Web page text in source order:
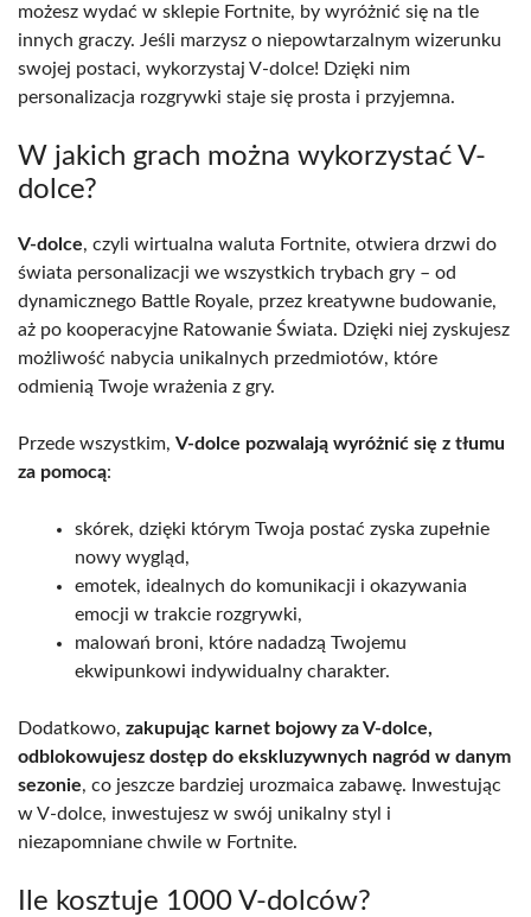
możesz wydać w sklepie Fortnite, by wyróżnić się na tle
innych graczy. Jeśli marzysz o niepowtarzalnym wizerunku
swojej postaci, wykorzystaj V-dolce! Dzięki nim
personalizacja rozgrywki staje się prosta i przyjemna.
W jakich grach można wykorzystać V-
dolce?
V-dolce, czyli wirtualna waluta Fortnite, otwiera drzwi do
świata personalizacji we wszystkich trybach gry – od
dynamicznego Battle Royale, przez kreatywne budowanie,
aż po kooperacyjne Ratowanie Świata. Dzięki niej zyskujesz
możliwość nabycia unikalnych przedmiotów, które
odmienią Twoje wrażenia z gry.
Przede wszystkim, V-dolce pozwalają wyróżnić się z tłumu
za pomocą:
skórek, dzięki którym Twoja postać zyska zupełnie
nowy wygląd,
emotek, idealnych do komunikacji i okazywania
emocji w trakcie rozgrywki,
malowań broni, które nadadzą Twojemu
ekwipunkowi indywidualny charakter.
Dodatkowo, zakupując karnet bojowy za V-dolce,
odblokowujesz dostęp do ekskluzywnych nagród w danym
sezonie, co jeszcze bardziej urozmaica zabawę. Inwestując
w V-dolce, inwestujesz w swój unikalny styl i
niezapomniane chwile w Fortnite.
Ile kosztuje 1000 V-dolców?